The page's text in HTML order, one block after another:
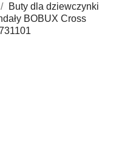
Buty dla dziewczynki
BOBUX Cross